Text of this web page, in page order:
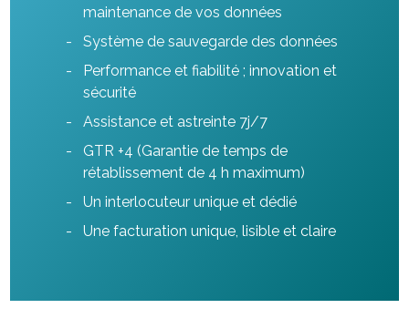
maintenance de vos données
Système de sauvegarde des données
Performance et fiabilité ; innovation et
sécurité
Assistance et astreinte 7j/7
GTR +4 (Garantie de temps de
rétablissement de 4 h maximum)
Un interlocuteur unique et dédié
Une facturation unique, lisible et claire